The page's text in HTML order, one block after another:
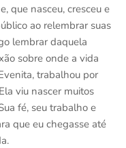
que nasceu, cresceu e
ao relembrar suas
lembrar daquela
sobre onde a vida
trabalhou por
viu nascer muitos
fé, seu trabalho e
que eu chegasse até